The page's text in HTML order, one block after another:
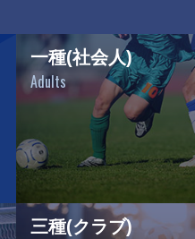
一種(社会人)
Adults
三種(クラブ)